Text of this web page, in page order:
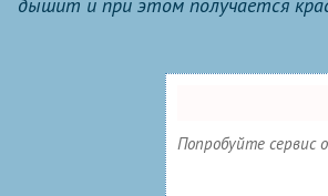
Попробуйте сервис